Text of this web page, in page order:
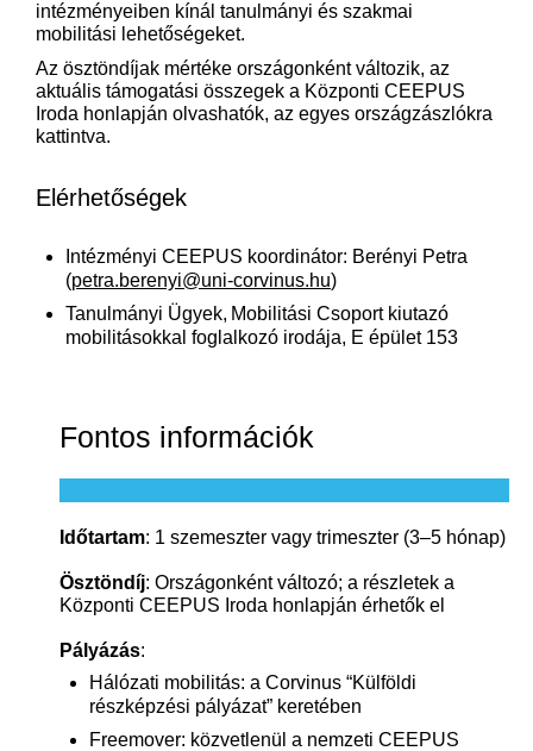
intézményeiben kínál tanulmányi és szakmai
mobilitási lehetőségeket.
Az ösztöndíjak mértéke országonként változik, az
aktuális támogatási összegek a Központi CEEPUS
Iroda honlapján olvashatók, az egyes országzászlókra
kattintva.
Elérhetőségek
Intézményi CEEPUS koordinátor: Berényi Petra
(petra.berenyi@uni-corvinus.hu)
Tanulmányi Ügyek, Mobilitási Csoport kiutazó
mobilitásokkal foglalkozó irodája, E épület 153
Fontos információk
Időtartam: 1 szemeszter vagy trimeszter (3–5 hónap)
Ösztöndíj: Országonként változó; a részletek a
Központi CEEPUS Iroda honlapján érhetők el
Pályázás:
Hálózati mobilitás: a Corvinus “Külföldi
részképzési pályázat” keretében
Freemover: közvetlenül a nemzeti CEEPUS